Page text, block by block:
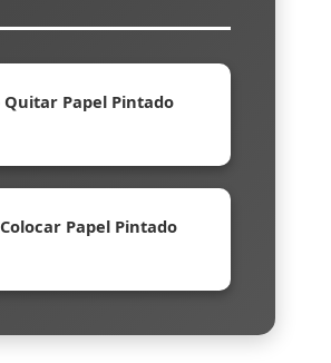
Quitar Papel Pintado
Papel Pintado